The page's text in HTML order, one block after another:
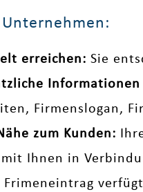
erreichen: Sie
Firmenslogan,
zum Kunden:
Ihnen in
Frimeneintrag